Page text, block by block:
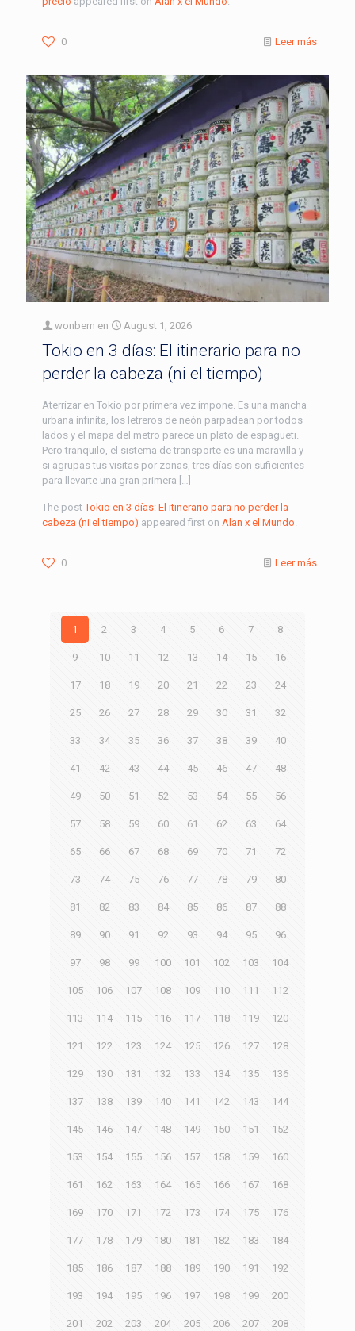
0 Leer más
wonbern en August 1, 2026
Tokio en 3 días: El itinerario para no
perder la cabeza (ni el tiempo)
Aterrizar en Tokio por primera vez impone. Es una mancha
urbana infinita, los letreros de neón parpadean por todos
lados y el mapa del metro parece un plato de espagueti.
Pero tranquilo, el sistema de transporte es una maravilla y
si agrupas tus visitas por zonas, tres días son suficientes
para llevarte una gran primera […]
The postTokio en 3 días: El itinerario para no perder la
cabeza (ni el tiempo) appeared first on Alan x el Mundo.
0 Leer más
1 2 3 4 5 6 7 8
9 10 11 12 13 14 15 16
17 18 19 20 21 22 23 24
25 26 27 28 29 30 31 32
33 34 35 36 37 38 39 40
41 42 43 44 45 46 47 48
49 50 51 52 53 54 55 56
57 58 59 60 61 62 63 64
65 66 67 68 69 70 71 72
73 74 75 76 77 78 79 80
81 82 83 84 85 86 87 88
89 90 91 92 93 94 95 96
97 98 99 100 101 102 103 104
105 106 107 108 109 110 111 112
113 114 115 116 117 118 119 120
121 122 123 124 125 126 127 128
129 130 131 132 133 134 135 136
137 138 139 140 141 142 143 144
145 146 147 148 149 150 151 152
153 154 155 156 157 158 159 160
161 162 163 164 165 166 167 168
169 170 171 172 173 174 175 176
177 178 179 180 181 182 183 184
185 186 187 188 189 190 191 192
193 194 195 196 197 198 199 200
201 202 203 204 205 206 207 208